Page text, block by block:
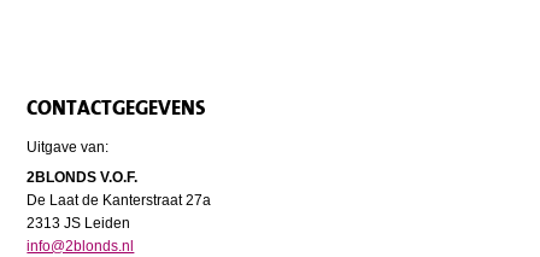
CONTACTGEGEVENS
Uitgave van:
2BLONDS V.O.F.
De Laat de Kanterstraat 27a
2313 JS Leiden
info@2blonds.nl